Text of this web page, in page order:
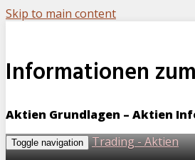
Skip to main content
Informationen
Aktien Grundlagen – Aktien
Toggle navigation
Trading - Aktien